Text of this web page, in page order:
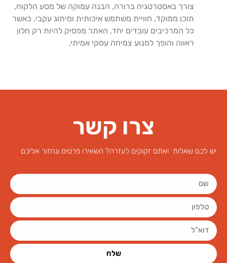
צורך באסטרטגיה ברורה, הבנה עמוקה של מסע הלקוח,
תוכן ממוקד, חוויית משתמש איכותית ומיתוג עקבי. כאשר
כל המרכיבים עובדים יחד, האתר מפסיק להיות רק חלון
ראווה והופך למנוע צמיחה עסקי אמיתי.
צרו קשר
יש לכם שאלות ואתם זקוקים לעזרה? השאירו פרטים ונחזור אליכם
שלח